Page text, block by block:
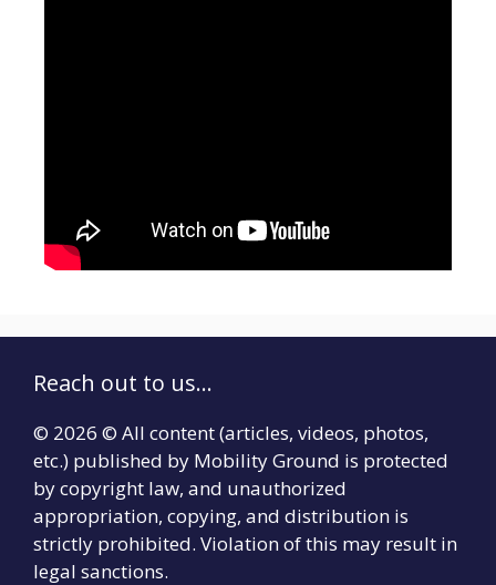
Reach out to us...
© 2026 © All content (articles, videos, photos,
etc.) published by Mobility Ground is protected
by copyright law, and unauthorized
appropriation, copying, and distribution is
strictly prohibited. Violation of this may result in
legal sanctions.